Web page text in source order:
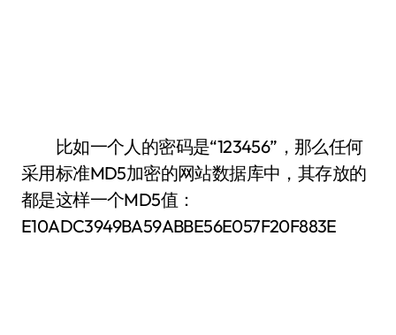
比如一个人的密码是“123456”，那么任何
采用标准MD5加密的网站数据库中，其存放的
都是这样一个MD5值：
E10ADC3949BA59ABBE56E057F20F883E